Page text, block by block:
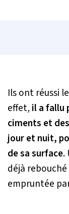
Ils ont réussi
effet, il a fallu
ciments et
jour et nuit,
de sa surface.
déjà
empruntée